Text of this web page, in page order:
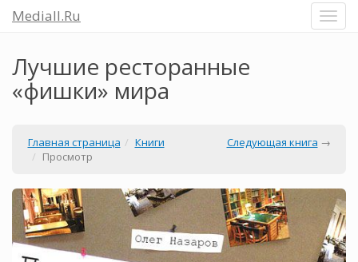
Mediall.Ru
Лучшие ресторанные
«фишки» мира
Следующая книга →
Главная страница
Книги
Просмотр